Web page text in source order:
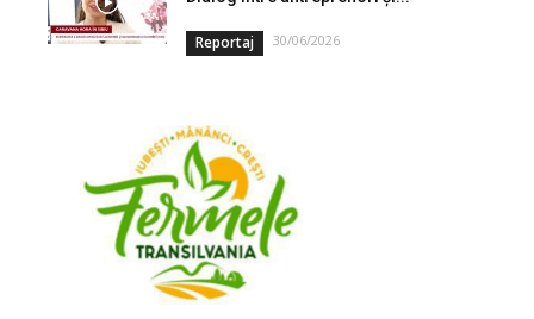
Reportaj 30/06/2026